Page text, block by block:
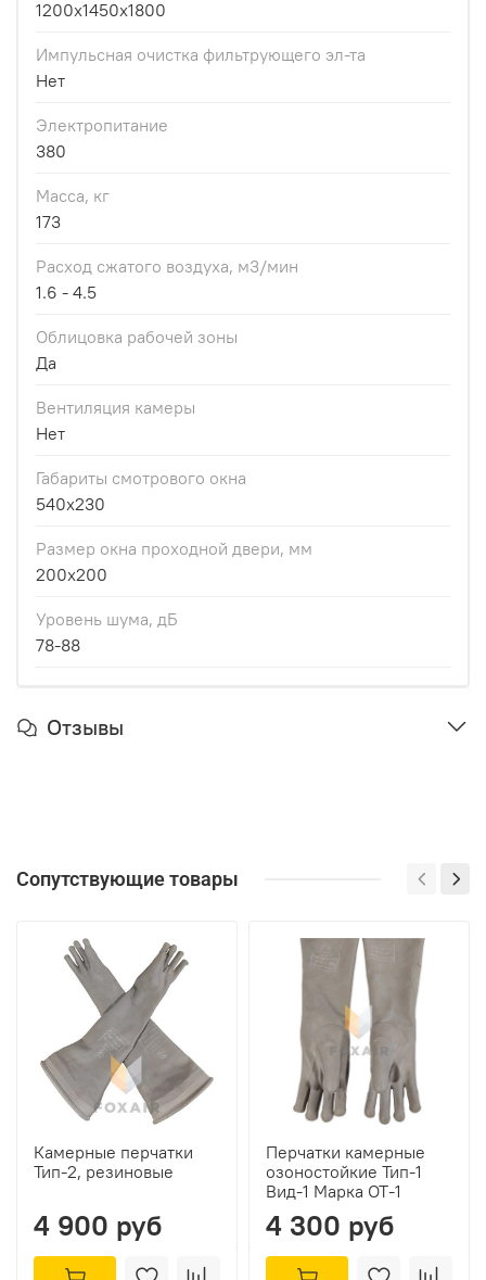
1200x1450x1800
Импульсная очистка фильтрующего эл-та
Нет
Электропитание
380
Масса, кг
173
Расход сжатого воздуха, м3/мин
1.6 - 4.5
Облицовка рабочей зоны
Да
Вентиляция камеры
Нет
Габариты смотрового окна
540x230
Размер окна проходной двери, мм
200x200
Уровень шума, дБ
78-88
Отзывы
Сопутствующие товары
Камерные перчатки
Тип-2, резиновые
4 900 руб
Перчатки камерные
озоностойкие Тип-1
Вид-1 Марка ОТ-1
4 300 руб